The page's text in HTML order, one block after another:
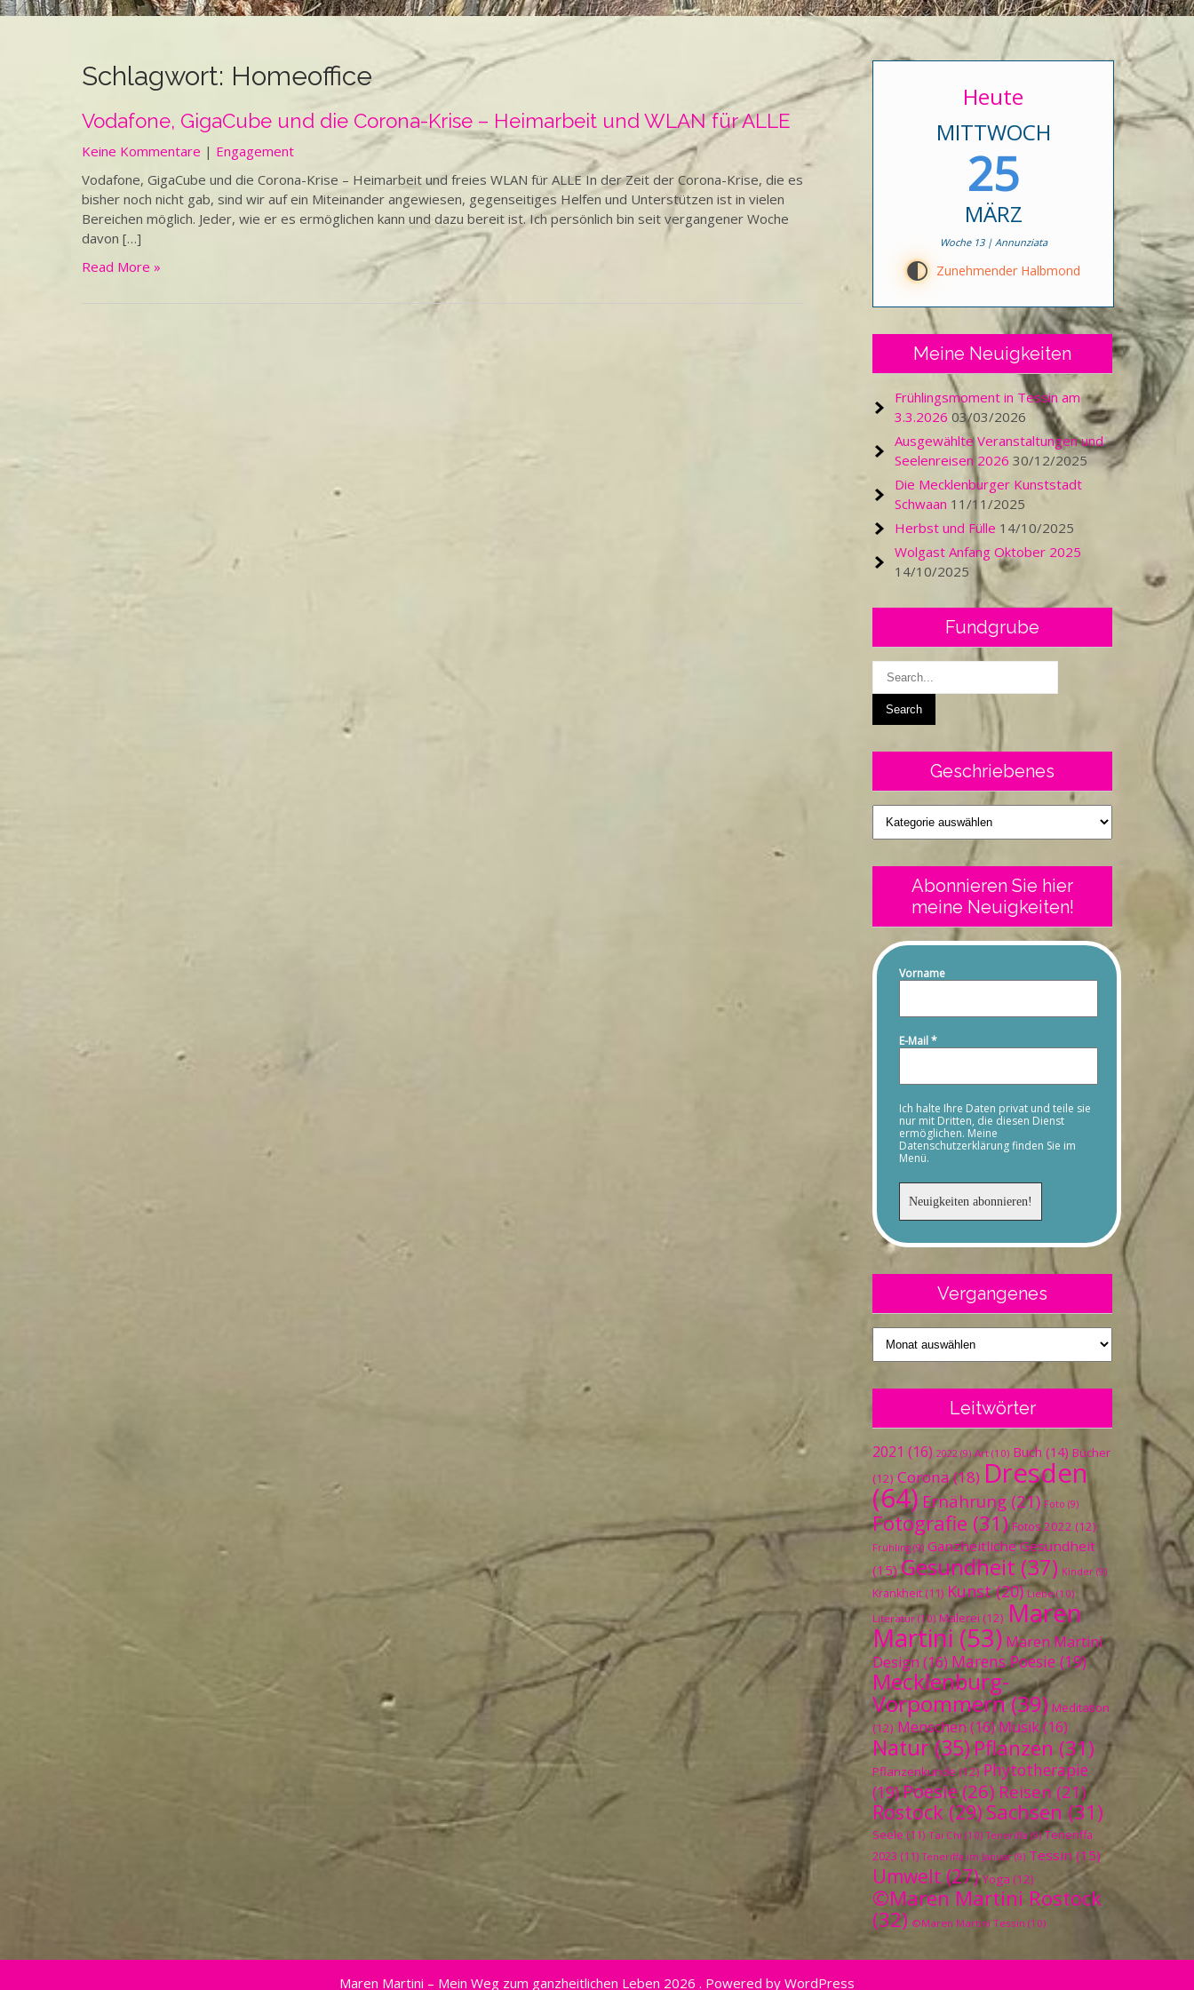
Schlagwort: Homeoffice
Vodafone, GigaCube und die Corona-Krise – Heimarbeit und WLAN für ALLE
Keine Kommentare | Engagement
Vodafone, GigaCube und die Corona-Krise – Heimarbeit und freies WLAN für ALLE In der Zeit der Corona-Krise, die es
bisher noch nicht gab, sind wir auf ein Miteinander angewiesen, gegenseitiges Helfen und Unterstützen ist in vielen
Bereichen möglich. Jeder, wie er es ermöglichen kann und dazu bereit ist. Ich persönlich bin seit vergangener Woche
davon […]
Read More »
Heute
MITTWOCH
25
MÄRZ
Woche 13 | Annunziata
G Zunehmender Halbmond
Meine Neuigkeiten
Frühlingsmoment in Tessin am
3.3.2026 03/03/2026
Ausgewählte Veranstaltungen und
Seelenreisen 2026 30/12/2025
Die Mecklenburger Kunststadt
Schwaan 11/11/2025
Herbst und Fülle 14/10/2025
Wolgast Anfang Oktober 2025
14/10/2025
Fundgrube
Geschriebenes
Geschriebenes
Abonnieren Sie hier
meine Neuigkeiten!
Vorname
E-Mail*
Ich halte Ihre Daten privat und teile sie
nur mit Dritten, die diesen Dienst
ermöglichen. Meine
Datenschutzerklärung finden Sie im
Menü.
Vergangenes
Vergangenes
Leitwörter
2021 (16) 2022 (9) Art (10) Buch (14) Bücher
(12) Corona(18) Dresden
(64) Ernährung (21) Foto (9)
Fotografie (31) Fotos 2022 (12)
Frühling (9) Ganzheitliche Gesundheit
(15) Gesundheit (37) Kinder (9)
Krankheit (11) Kunst(20) Liebe(10)
Literatur (10) Malerei (12) Maren
Martini(53) Maren Martini
Design (16) Marens Poesie (19)
Mecklenburg-
Vorpommern(39) Meditation
(12) Menschen (16) Musik(16)
Natur(35)Pflanzen (31)
Pflanzenkunde(12) Phytotherapie
(19)Poesie(26) Reisen(21)
Rostock (29) Sachsen (31)
Seele (11) Tai Chi (10) Teneriffa (9) Teneriffa
2023 (11) Teneriffa im Januar(9) Tessin (15)
Umwelt (27) Yoga (12)
©Maren Martini Rostock
(32) ©Maren Martini Tessin (10)
Maren Martini – Mein Weg zum ganzheitlichen Leben 2026 . Powered by WordPress